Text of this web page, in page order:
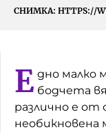
Златната
СНИМКА: HTTPS://
Е дно малко
бодчета
различно е от
необикновена